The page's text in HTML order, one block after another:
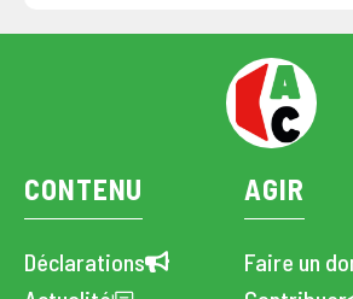
CONTENU
Déclarations
AGIR
Faire un